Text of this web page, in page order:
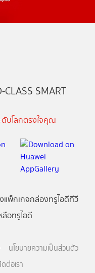
CLASS SMART
บโลกตรงใจคุณ
แพ็กเกจกล่องทรูไอดีทีวี
ลือทรูไอดี
นโยบายความเป็นส่วนตัว
ต่อเรา